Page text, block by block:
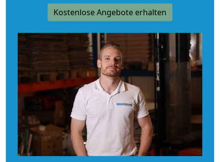
Kostenlose Angebote erhalten